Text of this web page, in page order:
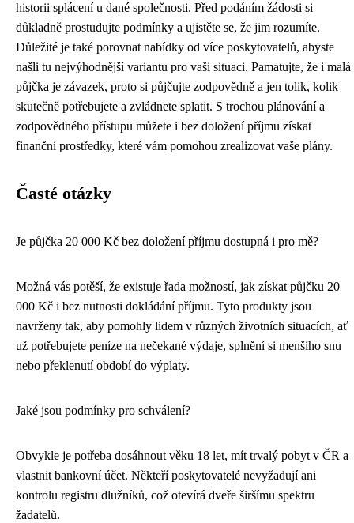
historii splácení u dané společnosti. Před podáním žádosti si
důkladně prostudujte podmínky a ujistěte se, že jim rozumíte.
Důležité je také porovnat nabídky od více poskytovatelů, abyste
našli tu nejvýhodnější variantu pro vaši situaci. Pamatujte, že i malá
půjčka je závazek, proto si půjčujte zodpovědně a jen tolik, kolik
skutečně potřebujete a zvládnete splatit. S trochou plánování a
zodpovědného přístupu můžete i bez doložení příjmu získat
finanční prostředky, které vám pomohou zrealizovat vaše plány.
Časté otázky
Je půjčka 20 000 Kč bez doložení příjmu dostupná i pro mě?
Možná vás potěší, že existuje řada možností, jak získat půjčku 20
000 Kč i bez nutnosti dokládání příjmu. Tyto produkty jsou
navrženy tak, aby pomohly lidem v různých životních situacích, ať
už potřebujete peníze na nečekané výdaje, splnění si menšího snu
nebo překlenutí období do výplaty.
Jaké jsou podmínky pro schválení?
Obvykle je potřeba dosáhnout věku 18 let, mít trvalý pobyt v ČR a
vlastnit bankovní účet. Někteří poskytovatelé nevyžadují ani
kontrolu registru dlužníků, což otevírá dveře širšímu spektru
žadatelů.